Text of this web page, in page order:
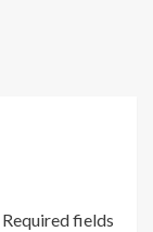
Required fields